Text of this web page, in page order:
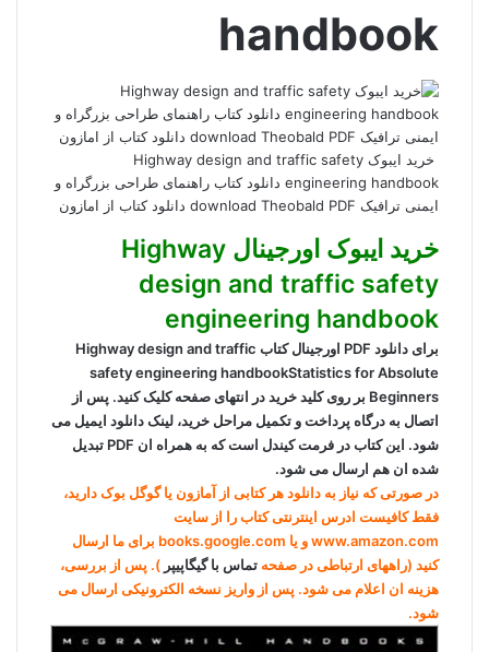
handbook
خرید ایبوک Highway design and traffic safety
engineering handbook دانلود کتاب راهنمای طراحی بزرگراه و
ایمنی ترافیک download Theobald PDF دانلود کتاب از امازون
خرید ایبوک اورجینال Highway
design and traffic safety
engineering handbook
برای دانلود PDF اورجینال کتاب Highway design and traffic
safety engineering handbookStatistics for Absolute
Beginners بر روی کلید خرید در انتهای صفحه کلیک کنید. پس از
اتصال به درگاه پرداخت و تکمیل مراحل خرید، لینک دانلود ایمیل می
شود. این کتاب در فرمت کیندل است که به همراه ان PDF تبدیل
شده ان هم ارسال می شود.
در صورتی که نیاز به دانلود هر کتابی از آمازون یا گوگل بوک دارید،
فقط کافیست ادرس اینترنتی کتاب را از سایت
www.amazon.com و یا books.google.com برای ما ارسال
کنید (راههای ارتباطی در صفحه تماس با گیگاپیپر ). پس از بررسی،
هزینه ان اعلام می شود. پس از واریز نسخه الکترونیکی ارسال می
شود.